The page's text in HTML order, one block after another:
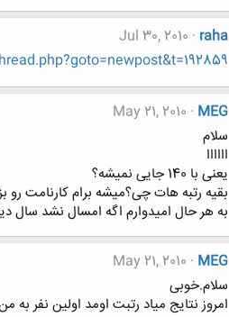
raha
Jul 30, 2010
MEG
May 21, 2010
سلام
اااااا
یعنی با 140 جایی نمیشه؟
بقیه رتبه هات چی؟میشه برام کارنامت رو
به هر حال امیدوارم اگه امسال نشد سال
MEG
May 21, 2010
سلام.خوبی
امروز نتایج میاد رتبت اومد اولین نفر